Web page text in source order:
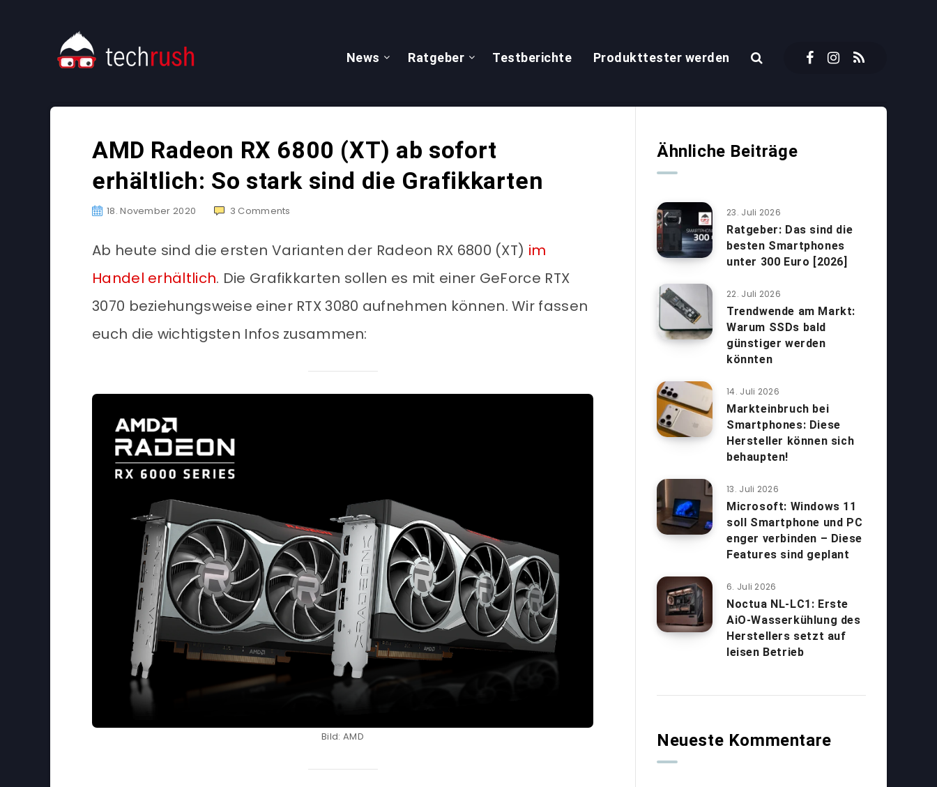
News Ratgeber Testberichte Produkttester werden
AMD Radeon RX 6800 (XT) ab sofort
erhältlich: So stark sind die Grafikkarten
18. November 2020 3 Comments
Ab heute sind die ersten Varianten der Radeon RX 6800 (XT) im
Handel erhältlich. Die Grafikkarten sollen es mit einer GeForce RTX
3070 beziehungsweise einer RTX 3080 aufnehmen können. Wir fassen
euch die wichtigsten Infos zusammen:
Bild: AMD
Ähnliche Beiträge
23. Juli 2026
Ratgeber: Das sind die
besten Smartphones
unter 300 Euro [2026]
22. Juli 2026
Trendwende am Markt:
Warum SSDs bald
günstiger werden
könnten
14. Juli 2026
Markteinbruch bei
Smartphones: Diese
Hersteller können sich
behaupten!
13. Juli 2026
Microsoft: Windows 11
soll Smartphone und PC
enger verbinden – Diese
Features sind geplant
6. Juli 2026
Noctua NL-LC1: Erste
AiO-Wasserkühlung des
Herstellers setzt auf
leisen Betrieb
Neueste Kommentare